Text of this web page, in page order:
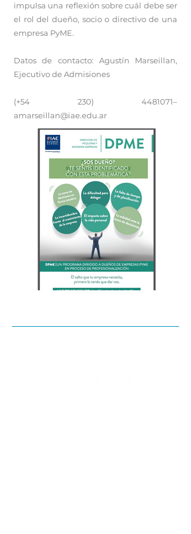
impulsa una reflexión sobre cuál debe ser
el rol del dueño, socio o directivo de una
empresa PyME.
Datos de contacto: Agustín Marseillan,
Ejecutivo de Admisiones
(+54 230) 4481071–
amarseillan@iae.edu.ar